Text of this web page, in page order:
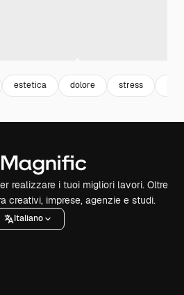
estetica dolore stress
realizzare i tuoi migliori lavori. Oltre
creativi, imprese, agenzie e studi.
Italiano